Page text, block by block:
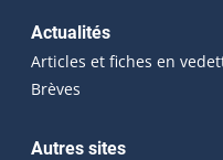
Actualités
Articles et fiches en
Brèves
Autres sites